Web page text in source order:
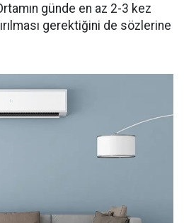
günde en az 2-3 kez
gerektiğini de sözlerine